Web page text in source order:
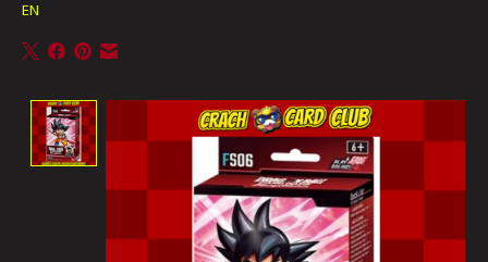
EN
Product image slideshow Items